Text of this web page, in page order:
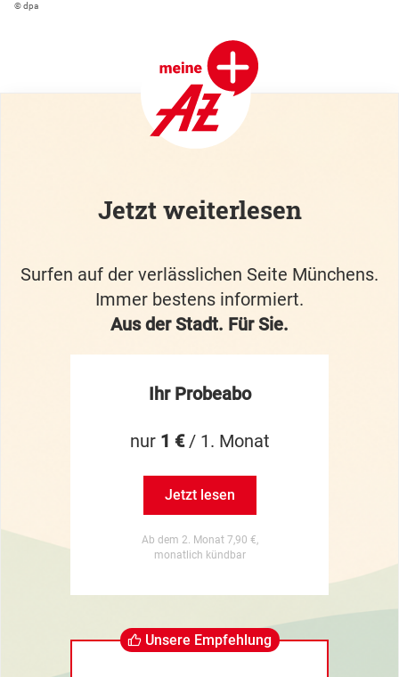
© dpa
Jetzt weiterlesen
Surfen auf der verlässlichen Seite Münchens.
Immer bestens informiert.
Aus der Stadt. Für Sie.
Ihr Probeabo
nur 1 €/ 1. Monat
Jetzt lesen
Ab dem 2. Monat 7,90 €,
monatlich kündbar
Unsere Empfehlung